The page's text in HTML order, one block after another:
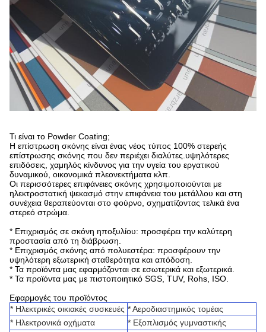
Τι είναι το Powder Coating;
Η επίστρωση σκόνης είναι ένας νέος τύπος 100% στερεής
επίστρωσης σκόνης που δεν περιέχει διαλύτες.υψηλότερες
επιδόσεις, χαμηλός κίνδυνος για την υγεία του εργατικού
δυναμικού, οικονομικά πλεονεκτήματα κλπ.
Οι περισσότερες επιφάνειες σκόνης χρησιμοποιούνται με
ηλεκτροστατική ψεκασμό στην επιφάνεια του μετάλλου και στη
συνέχεια θεραπεύονται στο φούρνο, σχηματίζοντας τελικά ένα
στερεό στρώμα.
* Επιχρισμός σε σκόνη ηποξυλίου: προσφέρει την καλύτερη
προστασία από τη διάβρωση.
* Επιχρισμός σκόνης από πολυεστέρα: προσφέρουν την
υψηλότερη εξωτερική σταθερότητα και απόδοση.
* Τα προϊόντα μας εφαρμόζονται σε εσωτερικά και εξωτερικά.
* Τα προϊόντα μας με πιστοποιητικό SGS, TUV, Rohs, ISO.
Εφαρμογές του προϊόντος
* Ηλεκτρικές οικιακές συσκευές * Αεροδιαστημικός τομέας
* Ηλεκτρονικά οχήματα
* Εξοπλισμός γυμναστικής